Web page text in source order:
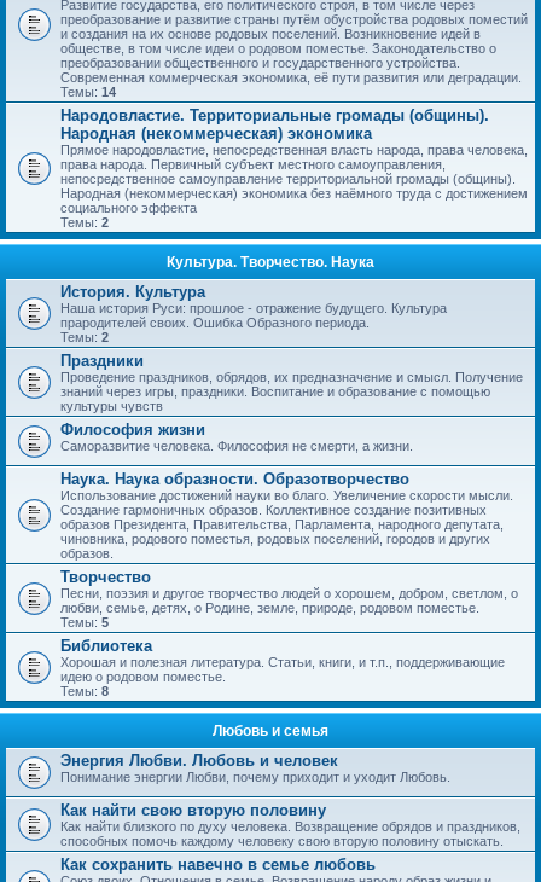
Развитие государства, его политического строя, в том числе через
преобразование и развитие страны путём обустройства родовых поместий
и создания на их основе родовых поселений. Возникновение идей в
обществе, в том числе идеи о родовом поместье. Законодательство о
преобразовании общественного и государственного устройства.
Современная коммерческая экономика, её пути развития или деградации.
Темы: 14
Народовластие. Территориальные громады (общины).
Народная (некоммерческая) экономика
Прямое народовластие, непосредственная власть народа, права человека,
права народа. Первичный субъект местного самоуправления,
непосредственное самоуправление территориальной громады (общины).
Народная (некоммерческая) экономика без наёмного труда с достижением
социального эффекта
Темы: 2
Культура. Творчество. Наука
История. Культура
Наша история Руси: прошлое - отражение будущего. Культура
прародителей своих. Ошибка Образного периода.
Темы: 2
Праздники
Проведение праздников, обрядов, их предназначение и смысл. Получение
знаний через игры, праздники. Воспитание и образование с помощью
культуры чувств
Философия жизни
Саморазвитие человека. Философия не смерти, а жизни.
Наука. Наука образности. Образотворчество
Использование достижений науки во благо. Увеличение скорости мысли.
Создание гармоничных образов. Коллективное создание позитивных
образов Президента, Правительства, Парламента, народного депутата,
чиновника, родового поместья, родовых поселений, городов и других
образов.
Творчество
Песни, поэзия и другое творчество людей о хорошем, добром, светлом, о
любви, семье, детях, о Родине, земле, природе, родовом поместье.
Темы: 5
Библиотека
Хорошая и полезная литература. Статьи, книги, и т.п., поддерживающие
идею о родовом поместье.
Темы: 8
Любовь и семья
Энергия Любви. Любовь и человек
Понимание энергии Любви, почему приходит и уходит Любовь.
Как найти свою вторую половину
Как найти близкого по духу человека. Возвращение обрядов и праздников,
способных помочь каждому человеку свою вторую половину отыскать.
Как сохранить навечно в семье любовь